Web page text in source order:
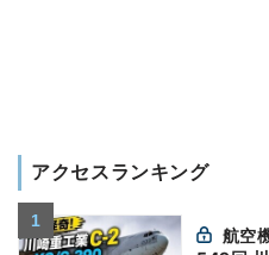
アクセスランキング